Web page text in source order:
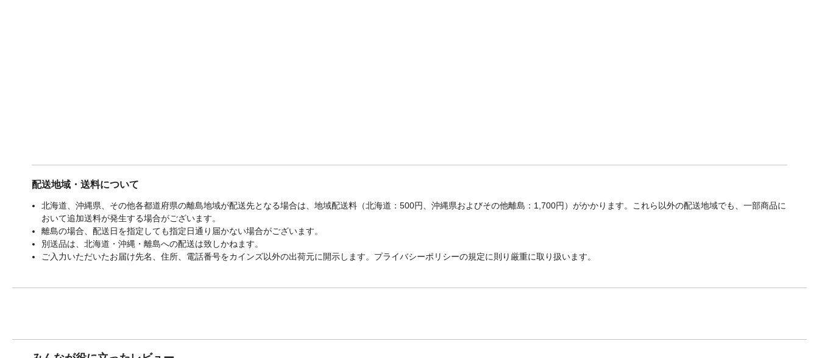
配送地域・送料について
北海道、沖縄県、その他各都道府県の離島地域が配送先となる場合は、地域配送料（北海道：500円、沖縄県およびその他離島：1,700円）がかかります。これら以外の配送地域でも、一部商品に
おいて追加送料が発生する場合がございます。
離島の場合、配送日を指定しても指定日通り届かない場合がございます。
別送品は、北海道・沖縄・離島への配送は致しかねます。
ご入力いただいたお届け先名、住所、電話番号をカインズ以外の出荷元に開示します。プライバシーポリシーの規定に則り厳重に取り扱います。